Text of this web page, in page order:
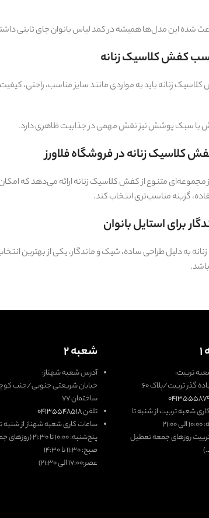
شده این مدل‌ها همیشه در کمد لباس بانوان جای ثابتی
کفش کلاسیک زنانه
زنانه باید به مواردی مانند سایز مناسب، راحتی،
سبک پوشش نیز نقش مهمی در جذابیت ظاهری دارد.
کلاسیک زنانه در فروشگاه فلاورز
مجموعه‌ای متنوع از کفش کلاسیک زنانه ارائه می‌دهد که
گزینه مناسب‌تری انتخاب کند.
برای استایل بانوان
به دلیل طراحی ساده، شیک و ماندگار، یکی از
تربیت:
گذر تربیت/پلاک ۶۰
شعبه تربیت از شنبه تا
روزهای جمعه تعطیل
شعبه ۲
آدرس شعبه شهناز:
خیابان شریعتی جنوبی/جنب
ساختمان ۷۷
تلفن۰۴۱۳۵۵۴۸۵۱۸
ساعات کاری شعبه شهناز از شنبه
پنج‌شنبه: ۱۰:۰۰ تا ۲‍۱:۳۰
صبح: ۱۱:۳۰ تا ۱۴:۳۰
عصر:۱۷:۰۰ الی ۲۱:۳۰)